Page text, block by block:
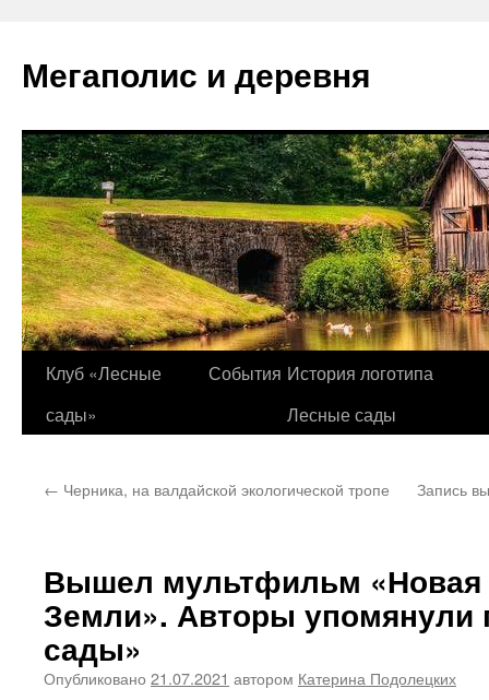
содержимому
Мегаполис и деревня
Клуб «Лесные
сады»
События История логотипа
Лесные сады
← Черника, на валдайской экологической тропе Запись
Вышел мультфильм «Новая
Земли». Авторы упомянули
сады»
Опубликовано 21.07.2021 автором Катерина Подолецких